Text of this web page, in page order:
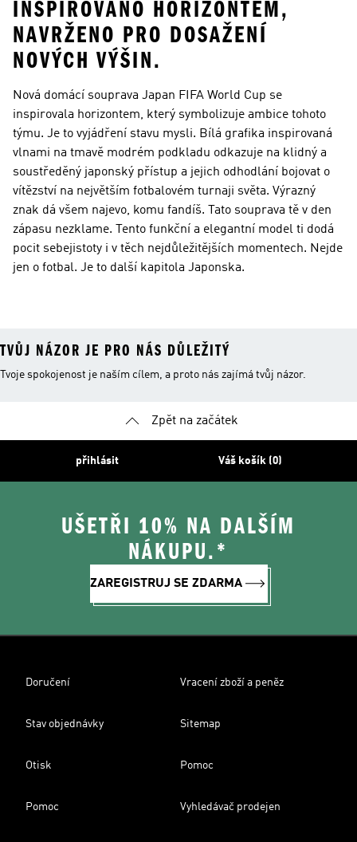
INSPIROVÁNO HORIZONTEM,
NAVRŽENO PRO DOSAŽENÍ
NOVÝCH VÝŠIN.
Nová domácí souprava Japan FIFA World Cup se
inspirovala horizontem, který symbolizuje ambice tohoto
týmu. Je to vyjádření stavu mysli. Bílá grafika inspirovaná
vlnami na tmavě modrém podkladu odkazuje na klidný a
soustředěný japonský přístup a jejich odhodlání bojovat o
vítězství na největším fotbalovém turnaji světa. Výrazný
znak dá všem najevo, komu fandíš. Tato souprava tě v den
zápasu nezklame. Tento funkční a elegantní model ti dodá
pocit sebejistoty i v těch nejdůležitějších momentech. Nejde
jen o fotbal. Je to další kapitola Japonska.
TVŮJ NÁZOR JE PRO NÁS DŮLEŽITÝ
Tvoje spokojenost je naším cílem, a proto nás zajímá tvůj názor.
Zpět na začátek
přihlásit Váš košík (0)
UŠETŘI 10% NA DALŠÍM
NÁKUPU.*
ZAREGISTRUJ SE ZDARMA
Doručení Vracení zboží a peněz
Stav objednávky Sitemap
Otisk Pomoc
Pomoc Vyhledávač prodejen